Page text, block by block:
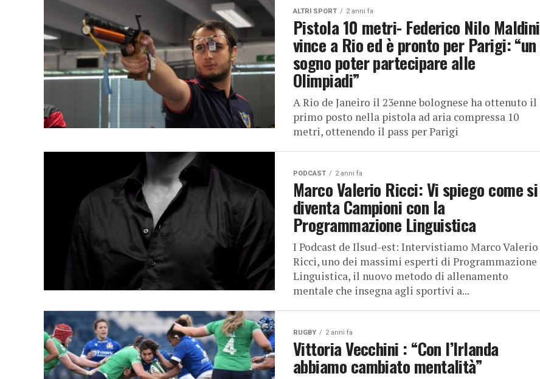
ALTRI SPORT 2 anni fa
Pistola 10 metri- Federico Nilo Maldini
vince a Rio ed è pronto per Parigi: “un
sogno poter partecipare alle
Olimpiadi”
A Rio de Janeiro il 23enne bolognese ha ottenuto il
primo posto nella pistola ad aria compressa 10
metri, ottenendo il pass per Parigi
PODCAST 2 anni fa
Marco Valerio Ricci: Vi spiego come si
diventa Campioni con la
Programmazione Linguistica
I Podcast de Ilsud-est: Intervistiamo Marco Valerio
Ricci, uno dei massimi esperti di Programmazione
Linguistica, il nuovo metodo di allenamento
mentale che insegna agli sportivi a...
RUGBY 2 anni fa
Vittoria Vecchini : “Con l’Irlanda
abbiamo cambiato mentalità”